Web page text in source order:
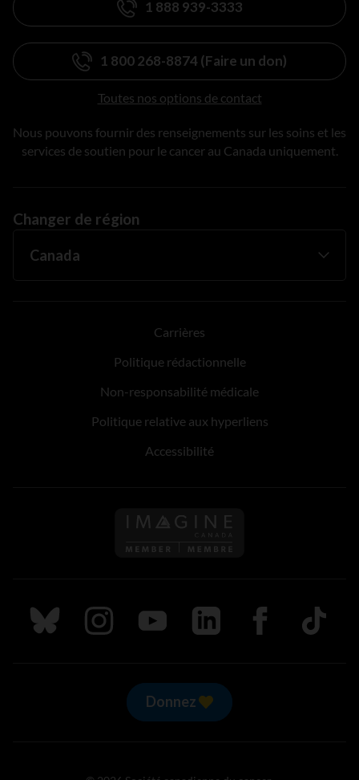
1 888 939-3333
1 800 268-8874 (Faire un don)
Toutes nos options de contact
Nous pouvons fournir des renseignements sur les soins et les
services de soutien pour le cancer au Canada uniquement.
Changer de région
Carrières
Politique rédactionnelle
Non-responsabilité médicale
Politique relative aux hyperliens
Accessibilité
Suivez nous sur Bluesky
Suivez nous sur Instagram
Suivez nous sur Youtube
Suivez nous sur LinkedIn
Suivez nous sur
TikTok
Donnez